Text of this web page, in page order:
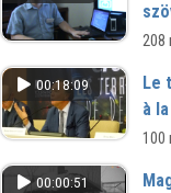
208
00:18:09
Le
à
100
00:00:51